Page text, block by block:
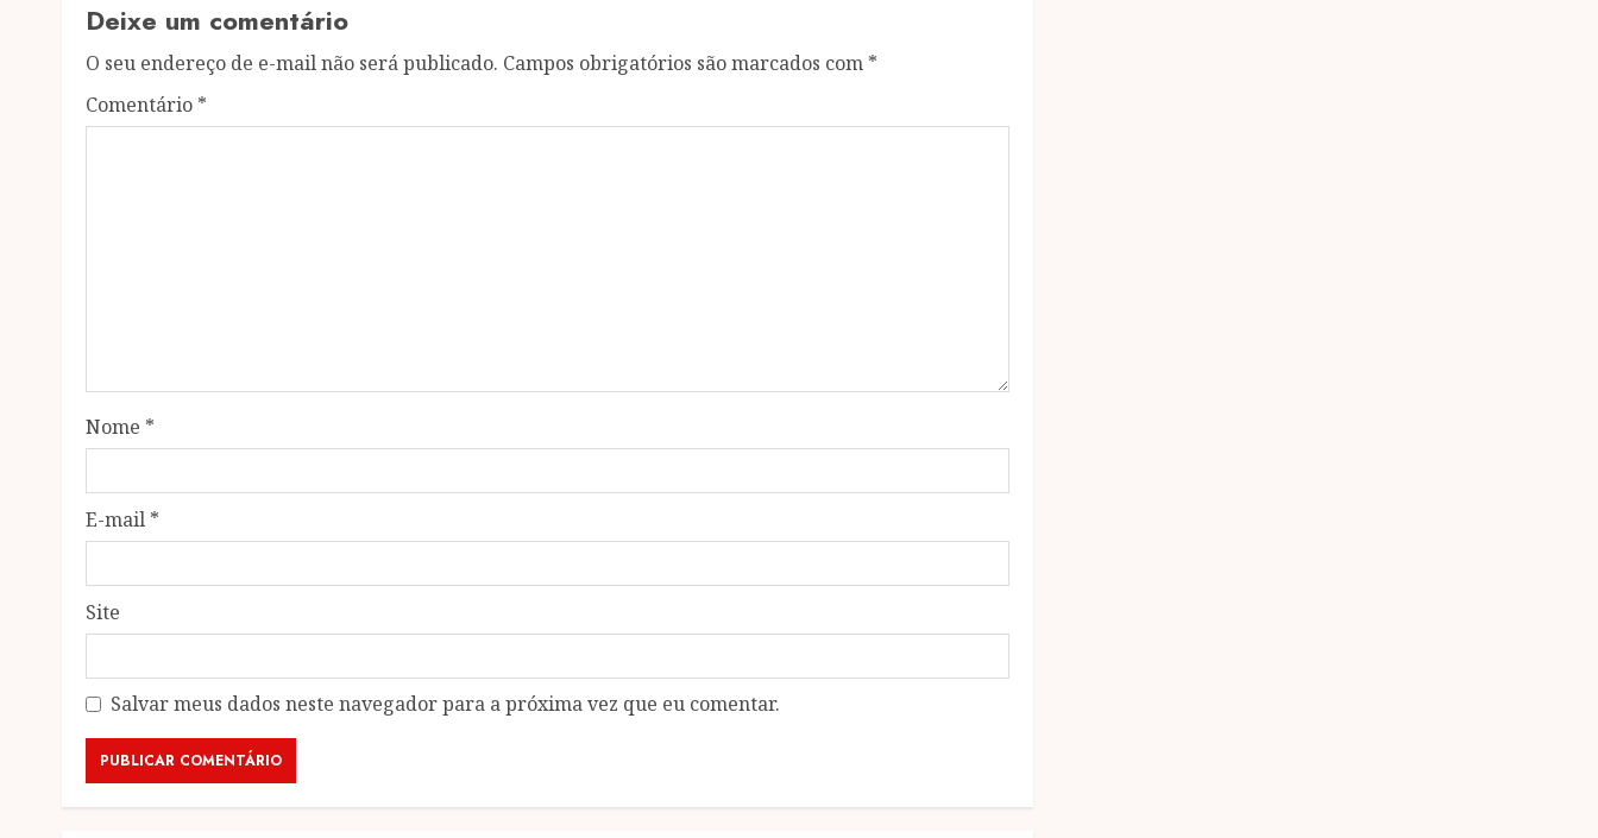
Deixe um comentário
O seu endereço de e-mail não será publicado. Campos obrigatórios são marcados com *
Comentário *
Nome *
E-mail *
Site
Salvar meus dados neste navegador para a próxima vez que eu comentar.